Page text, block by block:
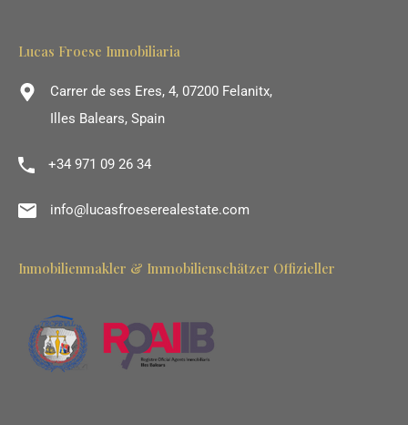
Lucas Froese Inmobiliaria
Carrer de ses Eres, 4, 07200 Felanitx,
Illes Balears, Spain
+34 971 09 26 34
info@lucasfroeserealestate.com
Inmobilienmakler & Immobilienschätzer Offizieller